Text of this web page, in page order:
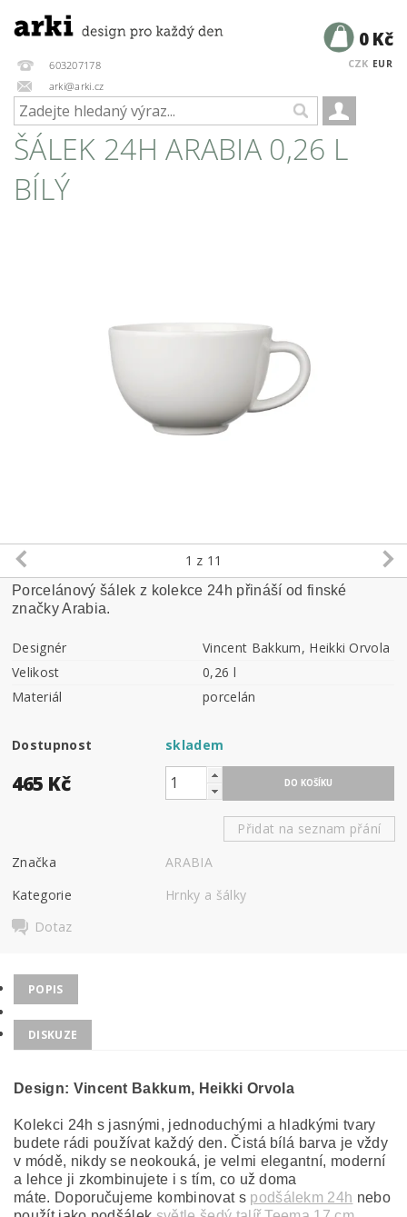
603207178
arki@arki.cz
CZK EUR
0 Kč
ŠÁLEK 24H ARABIA 0,26 L
BÍLÝ
1 z 11
Porcelánový šálek z kolekce 24h přináší od finské
značky Arabia.
Designér
Vincent Bakkum, Heikki Orvola
Velikost
0,26 l
Materiál
porcelán
Dostupnost skladem
465 Kč
Přidat na seznam přání
Značka
ARABIA
Kategorie
Hrnky a šálky
Dotaz
POPIS
DISKUZE
Design: Vincent Bakkum, Heikki Orvola
Kolekci 24h s jasnými, jednoduchými a hladkými tvary
budete rádi používat každý den. Čistá bílá barva je vždy
v módě, nikdy se neokouká, je velmi elegantní, moderní
a lehce ji zkombinujete i s tím, co už doma
máte. Doporučujeme kombinovat s podšálekm 24h nebo